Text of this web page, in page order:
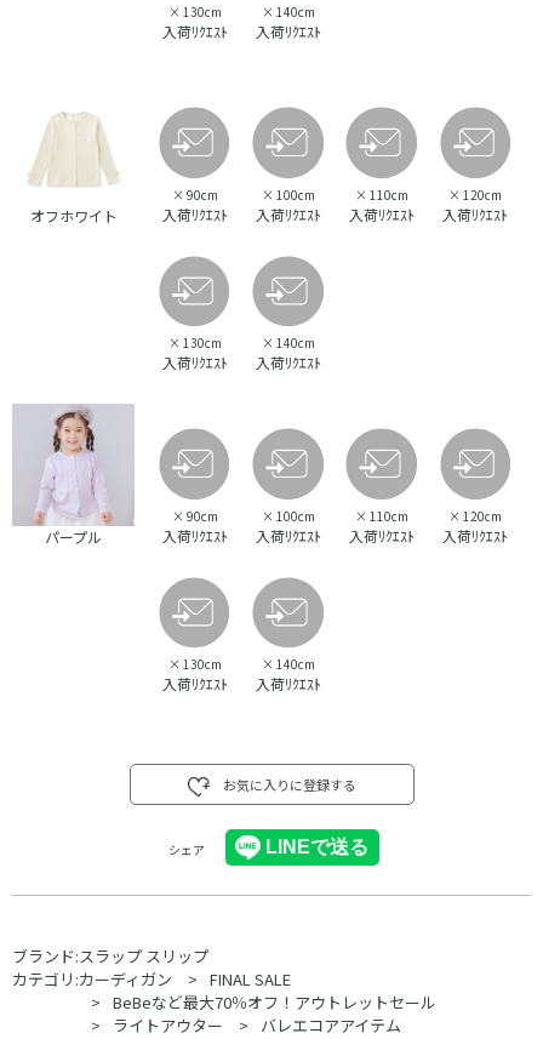
× 130cm
入荷ﾘｸｴｽﾄ
× 140cm
入荷ﾘｸｴｽﾄ
オフホワイト
× 90cm
入荷ﾘｸｴｽﾄ
× 100cm
入荷ﾘｸｴｽﾄ
× 110cm
入荷ﾘｸｴｽﾄ
× 120cm
入荷ﾘｸｴｽﾄ
× 130cm
入荷ﾘｸｴｽﾄ
× 140cm
入荷ﾘｸｴｽﾄ
パープル
× 90cm
入荷ﾘｸｴｽﾄ
× 100cm
入荷ﾘｸｴｽﾄ
× 110cm
入荷ﾘｸｴｽﾄ
× 120cm
入荷ﾘｸｴｽﾄ
× 130cm
入荷ﾘｸｴｽﾄ
× 140cm
入荷ﾘｸｴｽﾄ
お気に入りに登録する
シェア
ブランド:スラップ スリップ
カテゴリ:カーディガン
FINAL SALE
BeBeなど最大70％オフ！アウトレットセール
ライトアウター
バレエコアアイテム